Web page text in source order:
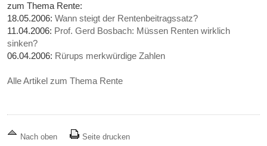
zum Thema Rente:
18.05.2006:Wann steigt der Rentenbeitragssatz?
11.04.2006: Prof. Gerd Bosbach: Müssen Renten wirklich
sinken?
06.04.2006: Rürups merkwürdige Zahlen
Alle Artikel zum Thema Rente
Nach oben
Seite drucken